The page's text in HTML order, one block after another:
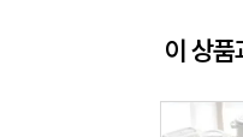
이 상품